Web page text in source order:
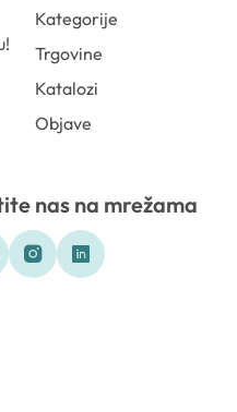
Kategorije
Trgovine
Katalozi
Objave
nas na mrežama